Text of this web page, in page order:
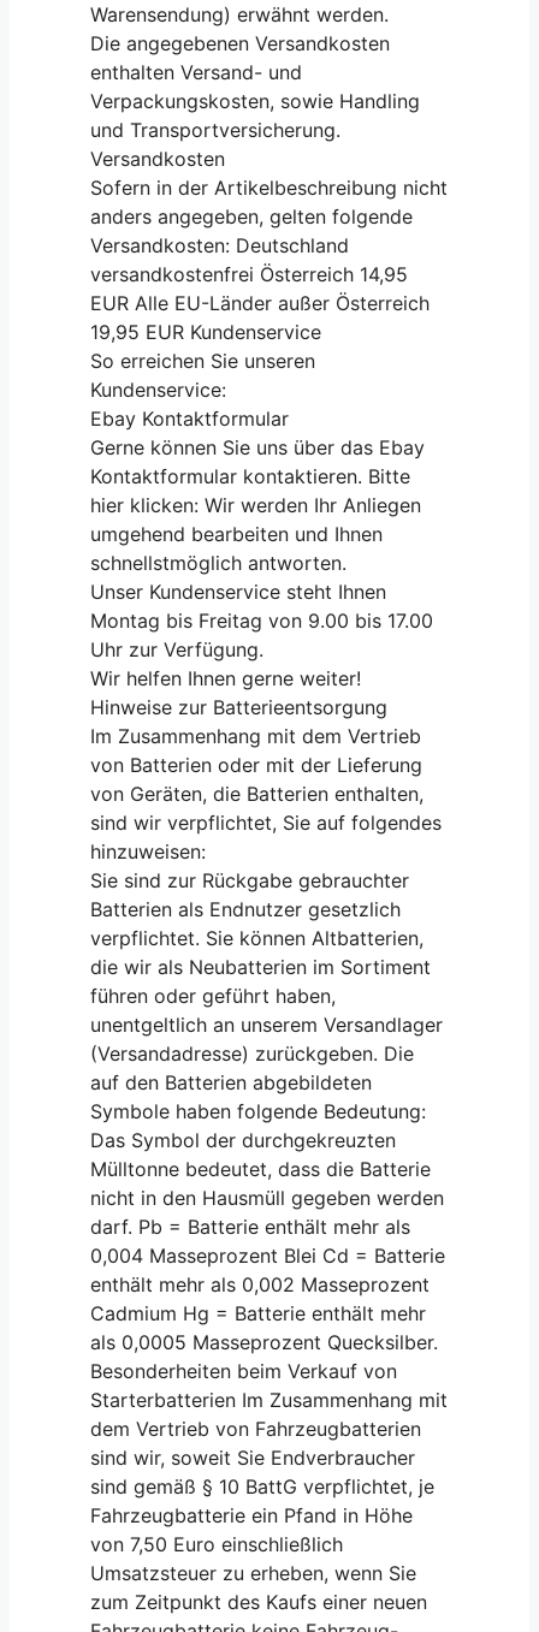
Warensendung) erwähnt werden.
Die angegebenen Versandkosten
enthalten Versand- und
Verpackungskosten, sowie Handling
und Transportversicherung.
Versandkosten
Sofern in der Artikelbeschreibung nicht
anders angegeben, gelten folgende
Versandkosten: Deutschland
versandkostenfrei Österreich 14,95
EUR Alle EU-Länder außer Österreich
19,95 EUR Kundenservice
So erreichen Sie unseren
Kundenservice:
Ebay Kontaktformular
Gerne können Sie uns über das Ebay
Kontaktformular kontaktieren. Bitte
hier klicken: Wir werden Ihr Anliegen
umgehend bearbeiten und Ihnen
schnellstmöglich antworten.
Unser Kundenservice steht Ihnen
Montag bis Freitag von 9.00 bis 17.00
Uhr zur Verfügung.
Wir helfen Ihnen gerne weiter!
Hinweise zur Batterieentsorgung
Im Zusammenhang mit dem Vertrieb
von Batterien oder mit der Lieferung
von Geräten, die Batterien enthalten,
sind wir verpflichtet, Sie auf folgendes
hinzuweisen:
Sie sind zur Rückgabe gebrauchter
Batterien als Endnutzer gesetzlich
verpflichtet. Sie können Altbatterien,
die wir als Neubatterien im Sortiment
führen oder geführt haben,
unentgeltlich an unserem Versandlager
(Versandadresse) zurückgeben. Die
auf den Batterien abgebildeten
Symbole haben folgende Bedeutung:
Das Symbol der durchgekreuzten
Mülltonne bedeutet, dass die Batterie
nicht in den Hausmüll gegeben werden
darf. Pb = Batterie enthält mehr als
0,004 Masseprozent Blei Cd = Batterie
enthält mehr als 0,002 Masseprozent
Cadmium Hg = Batterie enthält mehr
als 0,0005 Masseprozent Quecksilber.
Besonderheiten beim Verkauf von
Starterbatterien Im Zusammenhang mit
dem Vertrieb von Fahrzeugbatterien
sind wir, soweit Sie Endverbraucher
sind gemäß § 10 BattG verpflichtet, je
Fahrzeugbatterie ein Pfand in Höhe
von 7,50 Euro einschließlich
Umsatzsteuer zu erheben, wenn Sie
zum Zeitpunkt des Kaufs einer neuen